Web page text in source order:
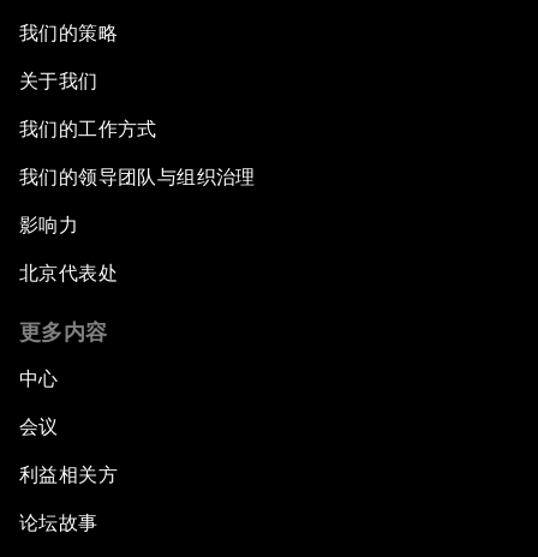
我们的策略
关于我们
我们的工作方式
我们的领导团队与组织治理
影响力
北京代表处
更多内容
中心
会议
利益相关方
论坛故事